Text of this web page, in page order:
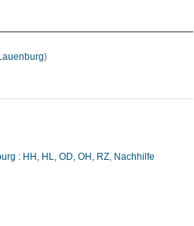
)
: HH, HL, OD, OH, RZ, Nachhilfe